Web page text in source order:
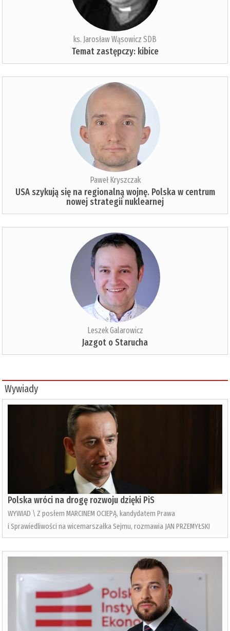
ks. Jarosław Wąsowicz SDB
Temat zastępczy: kibice
Paweł Kryszczak
USA szykują się na regionalną wojnę. Polska w centrum
nowej strategii nuklearnej
Leszek Galarowicz
Jazgot o Starucha
Wywiady
Polska wróci na drogę rozwoju dzięki PiS
WYWIAD \ Z posłem MARCINEM OCIEPĄ, kandydatem Prawa
i Sprawiedliwości na wicemarszałka Sejmu, rozmawia JAN PRZEMYŁSKI